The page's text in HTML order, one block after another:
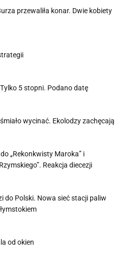
przewaliła konar. Dwie kobiety
5 stopni. Podano datę
wycinać. Ekolodzy zachęcają
„Rekonkwisty Maroka” i
Reakcja diecezji
do Polski. Nowa sieć stacji paliw
od okien